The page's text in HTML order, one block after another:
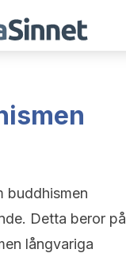
buddhismen
Detta beror på
långvariga